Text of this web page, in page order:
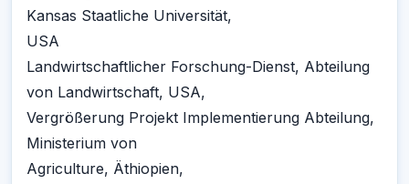
Kansas Staatliche Universität,
USA
Landwirtschaftlicher Forschung-Dienst, Abteilung
von Landwirtschaft, USA,
Vergrößerung Projekt Implementierung Abteilung,
Ministerium von
Agriculture, Äthiopien,